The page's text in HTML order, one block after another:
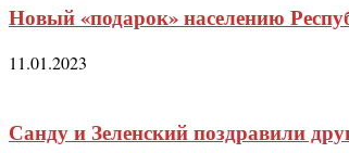
Новый «подарок» населению
11.01.2023
Санду и Зеленский поздравили